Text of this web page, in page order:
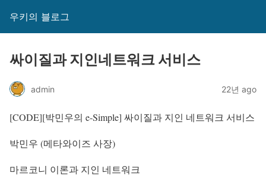
우키의 블로그
싸이질과 지인네트워크 서비스
admin 22년 ago
[CODE][박민우의 e-Simple] 싸이질과 지인 네트워크 서비스
박민우 (메타와이즈 사장)
마르코니 이론과 지인 네트워크